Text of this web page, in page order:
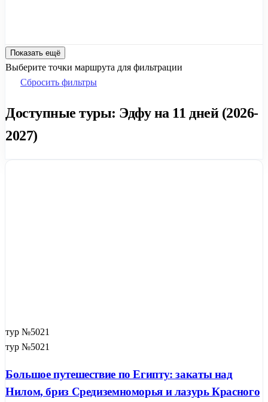
Показать ещё
Выберите точки маршрута для фильтрации
Сбросить фильтры
Доступные туры: Эдфу на 11 дней (2026-
2027)
тур №5021
тур №5021
Большое путешествие по Египту: закаты над
Нилом, бриз Средиземноморья и лазурь Красного